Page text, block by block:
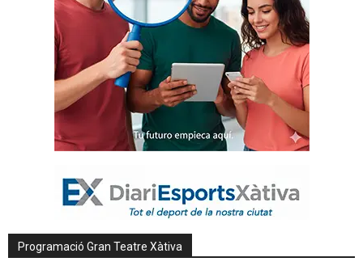
Programació Gran Teatre Xàtiva